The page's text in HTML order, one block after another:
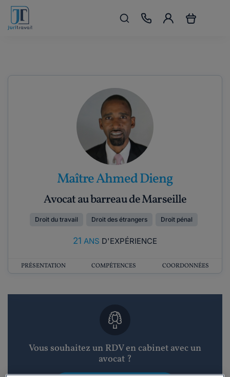
Maître Ahmed Dieng
Avocat au barreau de Marseille
Droit du travail Droit des étrangers Droit pénal
21 ANS D'EXPÉRIENCE
PRÉSENTATION COMPÉTENCES COORDONNÉES
Vous souhaitez un RDV en cabinet avec un
avocat ?